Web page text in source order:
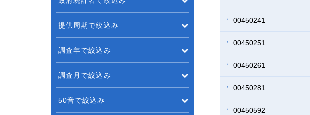
00450241
00450251
00450261
00450281
00450592
提供周期で絞込み
調査年で絞込み
調査月で絞込み
50音で絞込み